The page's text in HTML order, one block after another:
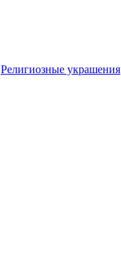
Религиозные украшения